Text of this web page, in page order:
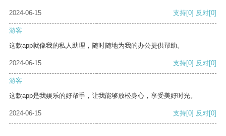
2024-06-15 支持[0] 反对[0]
游客
这款app就像我的私人助理，随时随地为我的办公提供帮助。
2024-06-15 支持[0] 反对[0]
游客
这款app是我娱乐的好帮手，让我能够放松身心，享受美好时光。
2024-06-15 支持[0] 反对[0]